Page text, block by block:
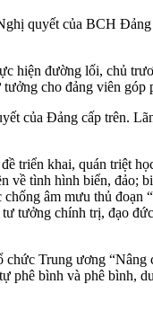
quyết của BCH
hiện đường lối, chủ
cho đảng viên góp
của Đảng cấp trên.
triển khai, quán triệt
về tình hình biển,
âm mưu thủ
tưởng chính trị, đạo
Trung ương
phê bình và phê bình,